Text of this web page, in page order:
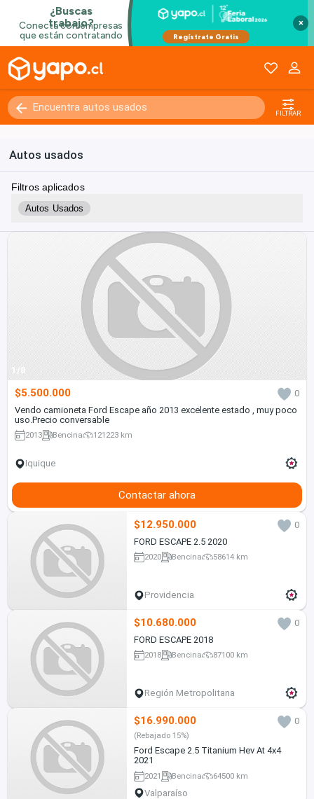
×
FILTRAR
Autos usados
Filtros aplicados
Autos Usados
1/8
$5.500.000
0
Vendo camioneta Ford Escape año 2013 excelente estado , muy poco
uso.Precio conversable
2013 Bencina 121223 km
Iquique
Contactar ahora
$12.950.000
0
FORD ESCAPE 2.5 2020
2020 Bencina 58614 km
Providencia
$10.680.000
0
FORD ESCAPE 2018
2018 Bencina 87100 km
Región Metropolitana
$16.990.000 0
(Rebajado 15%)
Ford Escape 2.5 Titanium Hev At 4x4
2021
2021 Bencina 64500 km
Valparaíso